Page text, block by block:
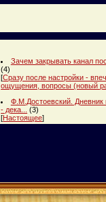
Зачем закрывать канал
(4)
[Сразу после настройки -
ощущения, вопросы (новый
Ф.М.Достоевский. Дневник
- дека...
(3)
[Настоящее]